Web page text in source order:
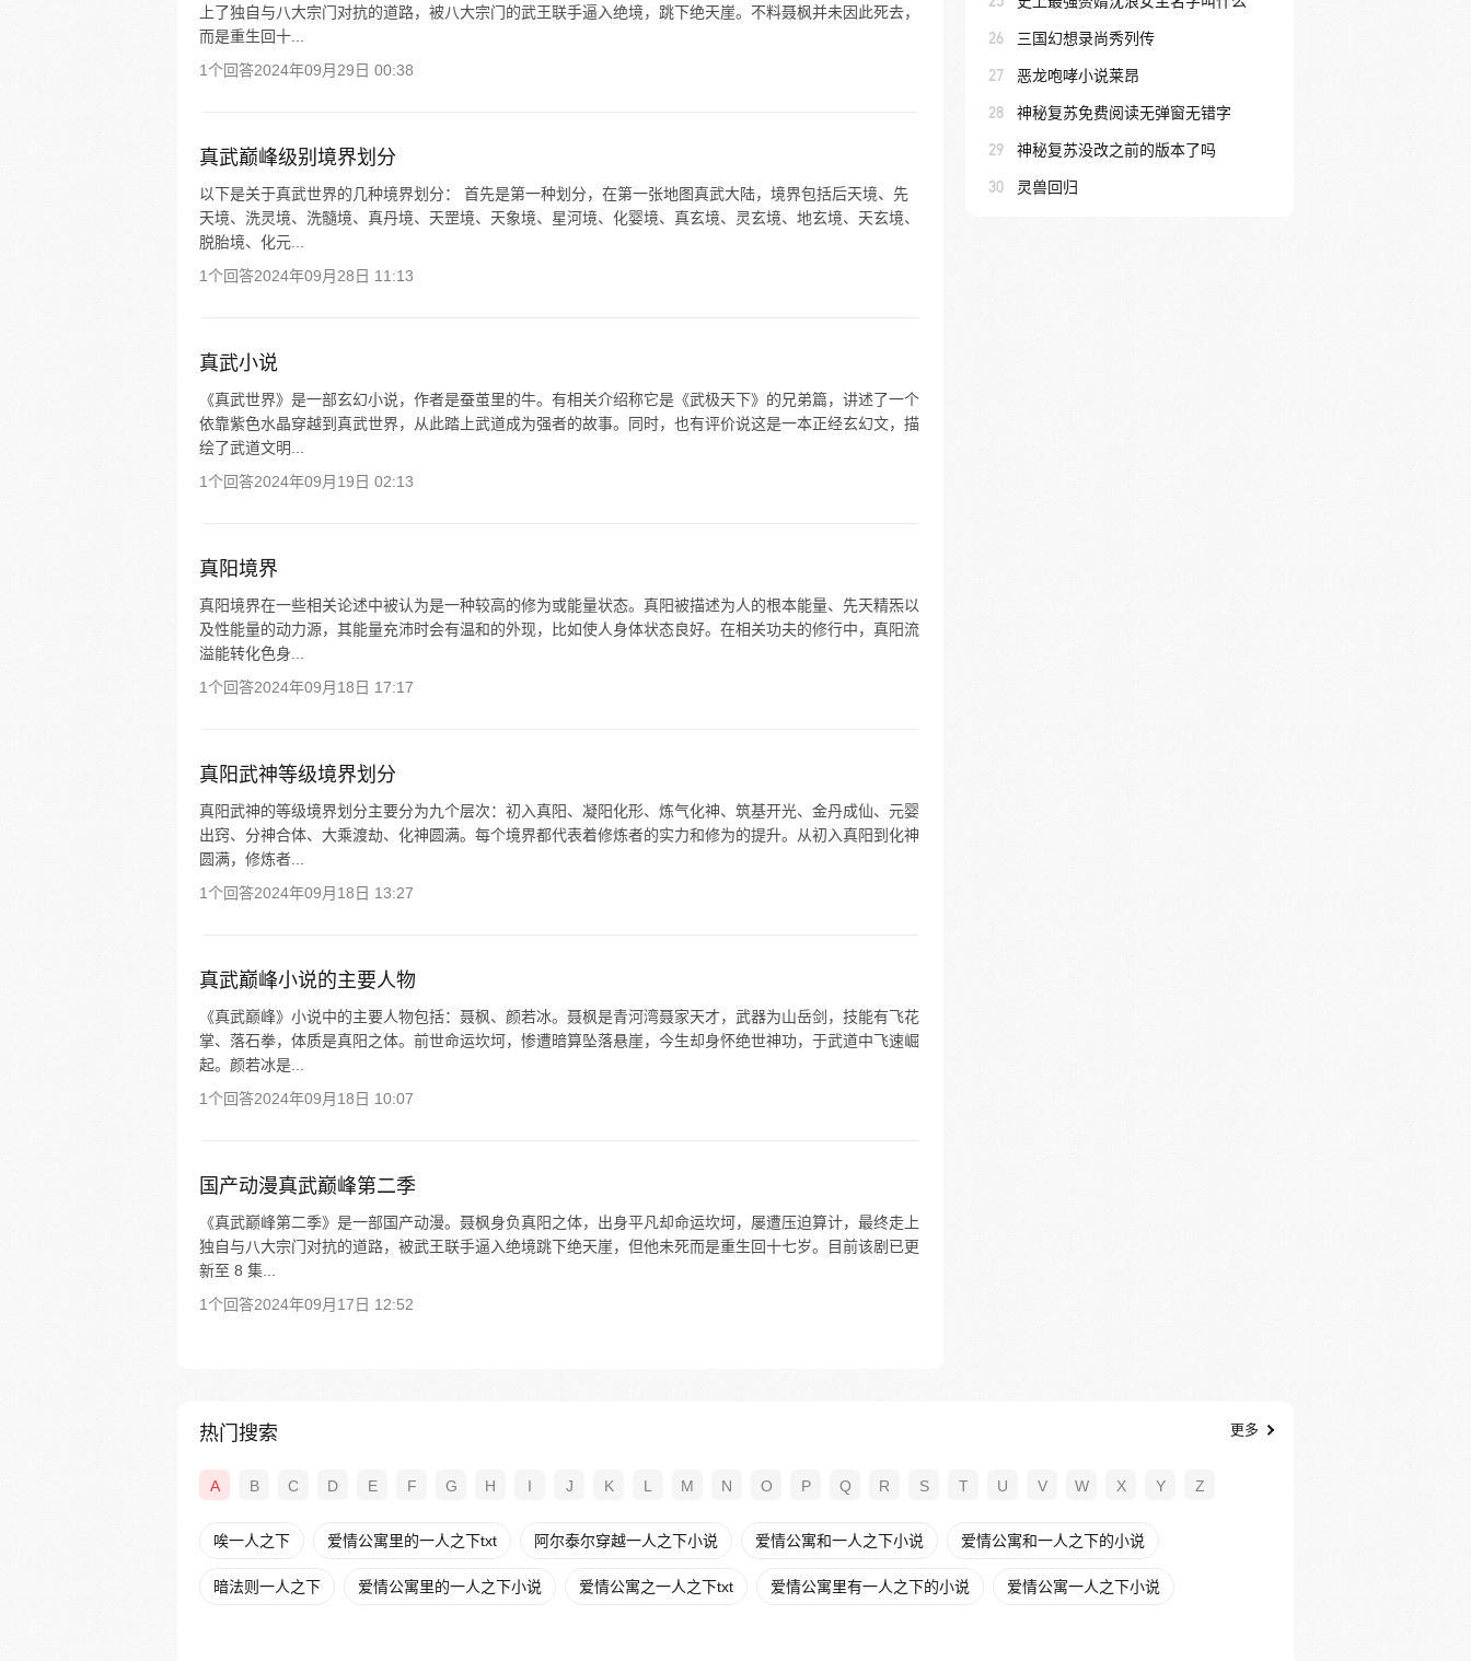
上了独自与八大宗门对抗的道路，被八大宗门的武王联手逼入绝境，跳下绝天崖。不料聂枫并未因此死去，
而是重生回十...
1个回答2024年09月29日 00:38
真武巅峰级别境界划分
以下是关于真武世界的几种境界划分： 首先是第一种划分，在第一张地图真武大陆，境界包括后天境、先
天境、洗灵境、洗髓境、真丹境、天罡境、天象境、星河境、化婴境、真玄境、灵玄境、地玄境、天玄境、
脱胎境、化元...
1个回答2024年09月28日 11:13
真武小说
《真武世界》是一部玄幻小说，作者是蚕茧里的牛。有相关介绍称它是《武极天下》的兄弟篇，讲述了一个
依靠紫色水晶穿越到真武世界，从此踏上武道成为强者的故事。同时，也有评价说这是一本正经玄幻文，描
绘了武道文明...
1个回答2024年09月19日 02:13
真阳境界
真阳境界在一些相关论述中被认为是一种较高的修为或能量状态。真阳被描述为人的根本能量、先天精炁以
及性能量的动力源，其能量充沛时会有温和的外现，比如使人身体状态良好。在相关功夫的修行中，真阳流
溢能转化色身...
1个回答2024年09月18日 17:17
真阳武神等级境界划分
真阳武神的等级境界划分主要分为九个层次：初入真阳、凝阳化形、炼气化神、筑基开光、金丹成仙、元婴
出窍、分神合体、大乘渡劫、化神圆满。每个境界都代表着修炼者的实力和修为的提升。从初入真阳到化神
圆满，修炼者...
1个回答2024年09月18日 13:27
真武巅峰小说的主要人物
《真武巅峰》小说中的主要人物包括：聂枫、颜若冰。聂枫是青河湾聂家天才，武器为山岳剑，技能有飞花
掌、落石拳，体质是真阳之体。前世命运坎坷，惨遭暗算坠落悬崖，今生却身怀绝世神功，于武道中飞速崛
起。颜若冰是...
1个回答2024年09月18日 10:07
国产动漫真武巅峰第二季
《真武巅峰第二季》是一部国产动漫。聂枫身负真阳之体，出身平凡却命运坎坷，屡遭压迫算计，最终走上
独自与八大宗门对抗的道路，被武王联手逼入绝境跳下绝天崖，但他未死而是重生回十七岁。目前该剧已更
新至 8 集...
1个回答2024年09月17日 12:52
26 三国幻想录尚秀列传
27 恶龙咆哮小说莱昂
28 神秘复苏免费阅读无弹窗无错字
29 神秘复苏没改之前的版本了吗
30 灵兽回归
热门搜索 更多
A B C D E F G H I J K L M N O P Q R S T U V W X Y Z
唉一人之下 爱情公寓里的一人之下txt 阿尔泰尔穿越一人之下小说 爱情公寓和一人之下小说 爱情公寓和一人之下的小说
暗法则一人之下 爱情公寓里的一人之下小说 爱情公寓之一人之下txt 爱情公寓里有一人之下的小说 爱情公寓一人之下小说